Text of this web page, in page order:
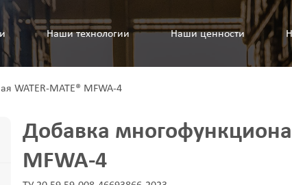
Наши технологии Наши ценности
WATER-MATE® MFWA-4
Добавка
MFWA-4